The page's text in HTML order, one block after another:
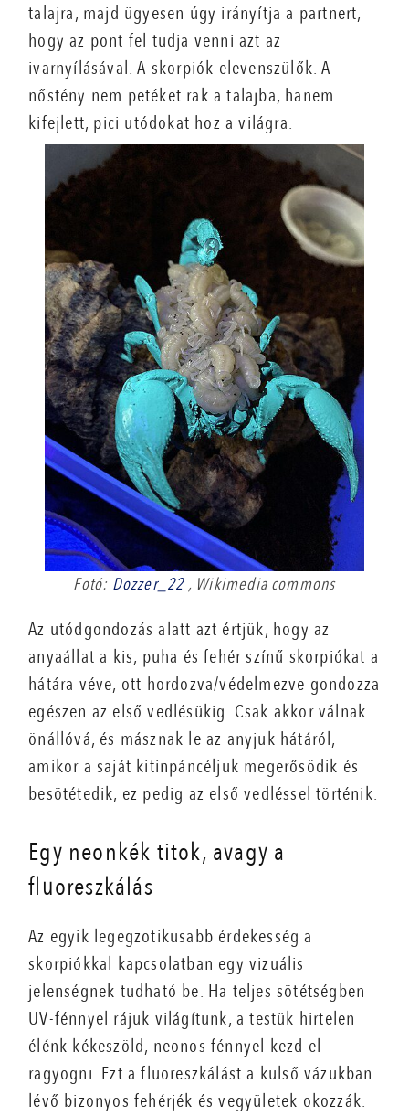
talajra, majd ügyesen úgy irányítja a partnert,
hogy az pont fel tudja venni azt az
ivarnyílásával. A skorpiók elevenszülők. A
nőstény nem petéket rak a talajba, hanem
kifejlett, pici utódokat hoz a világra.
Fotó: Dozzer_22, Wikimedia commons
Az utódgondozás alatt azt értjük, hogy az
anyaállat a kis, puha és fehér színű skorpiókat a
hátára véve, ott hordozva/védelmezve gondozza
egészen az első vedlésükig. Csak akkor válnak
önállóvá, és másznak le az anyjuk hátáról,
amikor a saját kitinpáncéljuk megerősödik és
besötétedik, ez pedig az első vedléssel történik.
Egy neonkék titok, avagy a
fluoreszkálás
Az egyik legegzotikusabb érdekesség a
skorpiókkal kapcsolatban egy vizuális
jelenségnek tudható be. Ha teljes sötétségben
UV-fénnyel rájuk világítunk, a testük hirtelen
élénk kékeszöld, neonos fénnyel kezd el
ragyogni. Ezt a fluoreszkálást a külső vázukban
lévő bizonyos fehérjék és vegyületek okozzák.